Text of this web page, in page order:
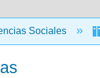
Sociales